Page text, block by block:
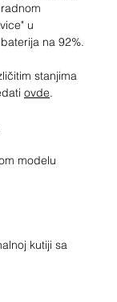
u
na 92%.
stanjima
ovde.
modelu
kutiji sa